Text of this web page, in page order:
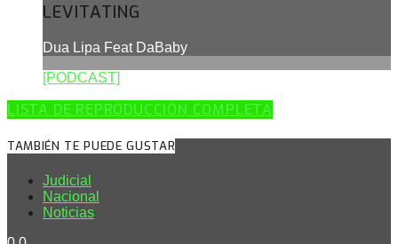
LEVITATING
Dua Lipa Feat DaBaby
[PODCAST]
LISTA DE REPRODUCCIÓN COMPLETA
TAMBIÉN TE PUEDE GUSTAR
Judicial
Nacional
Noticias